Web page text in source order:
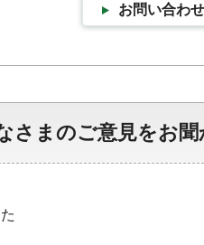
お問い合わ
さまのご意見をお